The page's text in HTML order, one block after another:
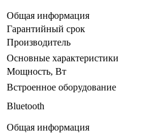
Общая информация
Гарантийный срок
Производитель
Основные характеристики
Мощность, Вт
Встроенное оборудование
Bluetooth
Общая информация